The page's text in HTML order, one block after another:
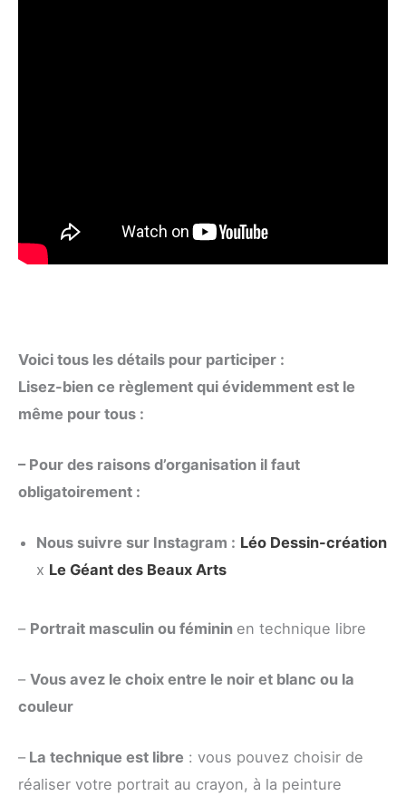
Voici tous les détails pour participer :
Lisez-bien ce règlement qui évidemment est le
même pour tous :
– Pour des raisons d’organisation il faut
obligatoirement :
Nous suivre sur Instagram : Léo Dessin-création
x Le Géant des Beaux Arts
– Portrait masculin ou féminin en technique libre
– Vous avez le choix entre le noir et blanc ou la
couleur
– La technique est libre : vous pouvez choisir de
réaliser votre portrait au crayon, à la peinture